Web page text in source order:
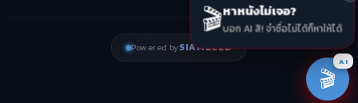
Powered bySIAMZEED
🎬หาหนังไม่เจอ?
บอก AI สิ! จำชื่อไม่ได้ก็หาให้ได้
🎬
AI